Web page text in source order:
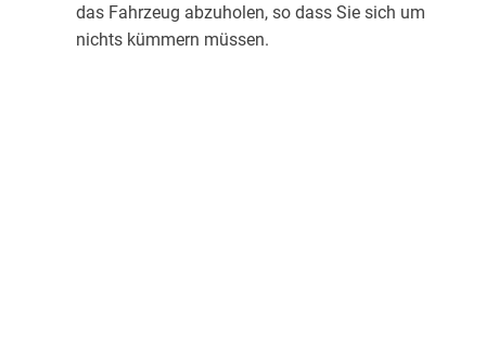
das Fahrzeug abzuholen, so dass Sie sich um
nichts kümmern müssen.